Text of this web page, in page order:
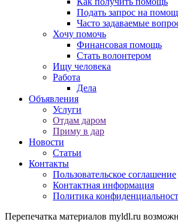
Подать запрос на
Часто задаваемые
Хочу помочь
Финансовая помощь
Стать волонтером
Ищу человека
Работа
Дела
Объявления
Услуги
Отдам даром
Приму в дар
Новости
Статьи
Контакты
Пользовательское соглашение
Контактная информация
Политика
Перепечатка материалов myldl.ru